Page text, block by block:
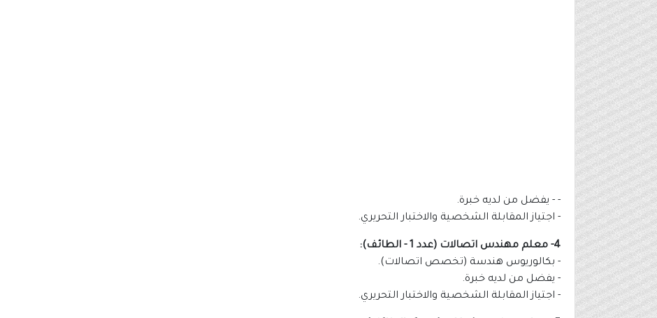
- - يفضل من لديه خبرة.
- اجتياز المقابلة الشخصية والاختبار التحريري.
4- معلم مهندس اتصالات (عدد 1 - الطائف):
- بكالوريوس هندسة (تخصص اتصالات).
- يفضل من لديه خبرة.
- اجتياز المقابلة الشخصية والاختبار التحريري.